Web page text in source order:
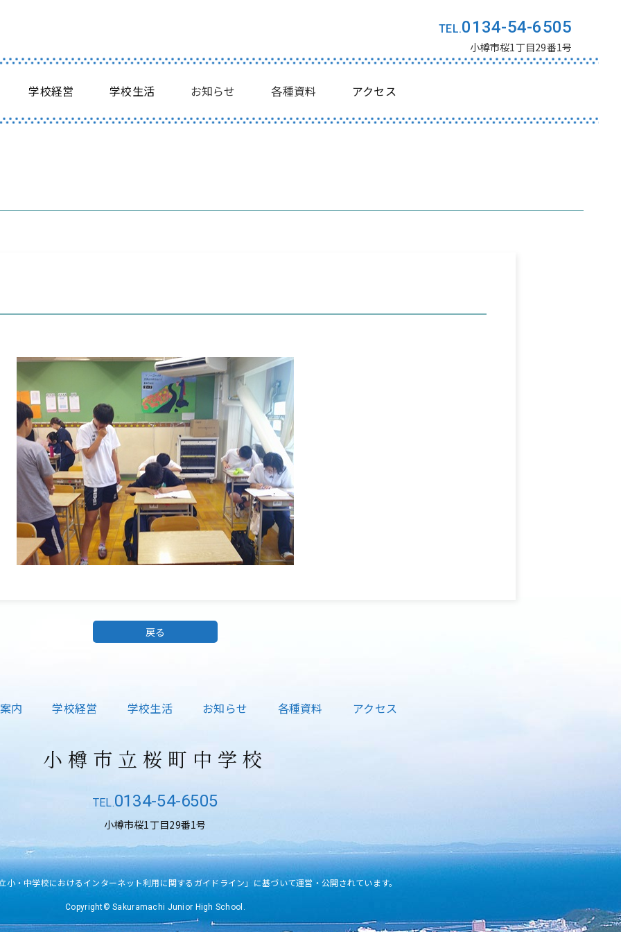
学校経営 学校生活 お知らせ 各種資料 アクセス
0134-54-6505
小樽市桜1丁目29番1号
戻る
内 学校経営 学校生活 お知らせ 各種資料 アクセス
小樽市立桜町中学校
0134-54-6505
小樽市桜1丁目29番1号
小・中学校におけるインターネット利用に関するガイドライン」に基づいて運営・公開されています。
Copyright© Sakuramachi Junior High School.